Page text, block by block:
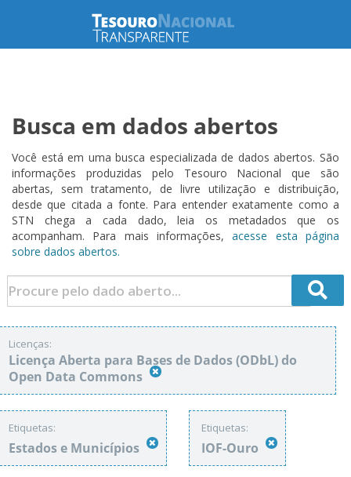
Busca em dados abertos
Você está em uma busca especializada de dados abertos. São
informações produzidas pelo Tesouro Nacional que são
abertas, sem tratamento, de livre utilização e distribuição,
desde que citada a fonte. Para entender exatamente como a
STN chega a cada dado, leia os metadados que os
acompanham. Para mais informações,acesse esta página
sobre dados abertos.
Licenças:
Licença Aberta para Bases de Dados (ODbL) do
Open Data Commons
Etiquetas:
Estados e Municípios
Etiquetas:
IOF-Ouro